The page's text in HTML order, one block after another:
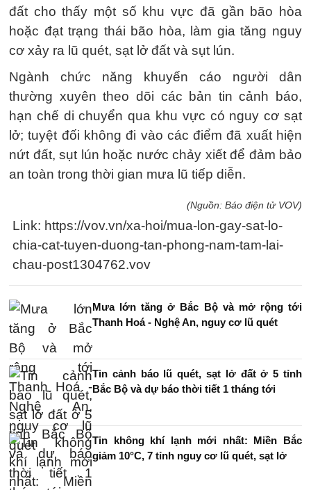
đất cho thấy một số khu vực đã gần bão hòa
hoặc đạt trạng thái bão hòa, làm gia tăng nguy
cơ xảy ra lũ quét, sạt lở đất và sụt lún.
Ngành chức năng khuyến cáo người dân
thường xuyên theo dõi các bản tin cảnh báo,
hạn chế di chuyển qua khu vực có nguy cơ sạt
lở; tuyệt đối không đi vào các điểm đã xuất hiện
nứt đất, sụt lún hoặc nước chảy xiết để đảm bảo
an toàn trong thời gian mưa lũ tiếp diễn.
(Nguồn: Báo điện tử VOV)
Link: https://vov.vn/xa-hoi/mua-lon-gay-sat-lo-
chia-cat-tuyen-duong-tan-phong-nam-tam-lai-
chau-post1304762.vov
Mưa lớn tăng ở Bắc Bộ và mở rộng tới
Thanh Hoá - Nghệ An, nguy cơ lũ quét
Tin cảnh báo lũ quét, sạt lở đất ở 5 tỉnh
Bắc Bộ và dự báo thời tiết 1 tháng tới
Tin không khí lạnh mới nhất: Miền Bắc
giảm 10°C, 7 tỉnh nguy cơ lũ quét, sạt lở